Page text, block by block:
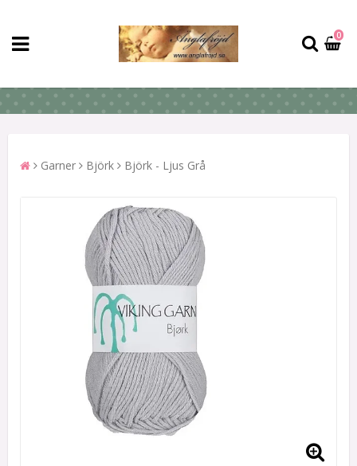
0
Garner Björk Björk - Ljus Grå